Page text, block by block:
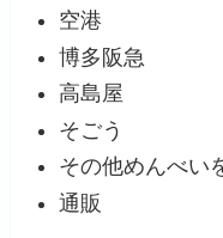
空港
博多阪急
高島屋
そごう
その他めんべい
通販